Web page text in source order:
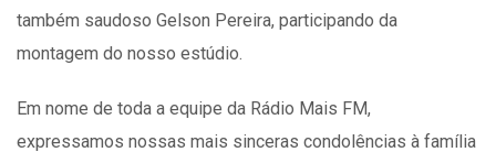
também saudoso Gelson Pereira, participando da
montagem do nosso estúdio.
Em nome de toda a equipe da Rádio Mais FM,
expressamos nossas mais sinceras condolências à família